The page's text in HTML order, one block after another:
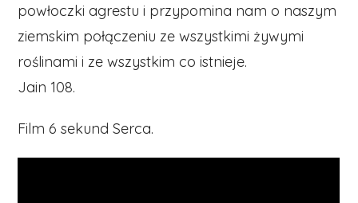
powłoczki agrestu i przypomina nam o naszym
ziemskim połączeniu ze wszystkimi żywymi
roślinami i ze wszystkim co istnieje.
Jain 108.
Film 6 sekund Serca.